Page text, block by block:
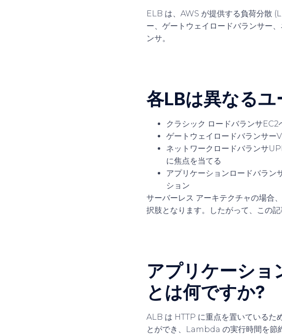
ELB は、AWS が提供する負荷分散
ー、 ゲートウェイロードバランサー、
ンサ。
各LBは異なる
クラシック ロードバランサEC2
ゲートウェイロードバランサー
ネットワークロードバランサ
に焦点を当てる
アプリケーションロードバラン
ション
サーバーレス アーキテクチャの場合
択肢となります。したがって、この
アプリケーショ
とは何ですか?
ALB は HTTP に重点を置いているた
とができ、Lambda の実行時間を節